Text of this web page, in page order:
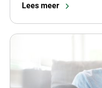
Lees meer